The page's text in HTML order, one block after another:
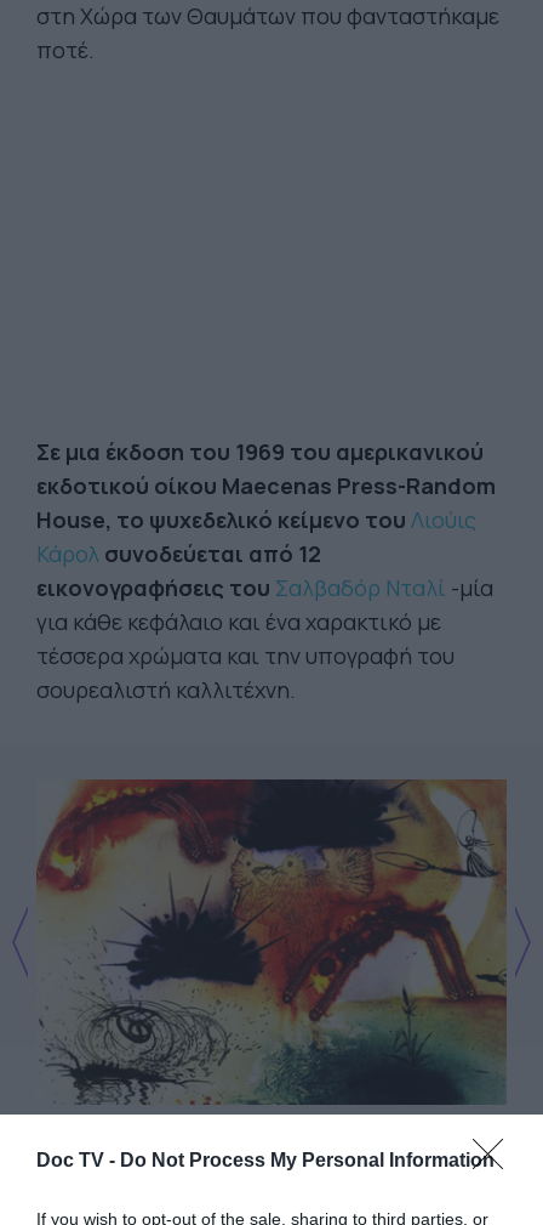
Doc TV - Do Not Process My Personal Information
If you wish to opt-out of the sale, sharing to third parties, or
στη Χώρα των Θαυμάτων που φανταστήκαμε
ποτέ.
Σε μια έκδοση του 1969 του αμερικανικού
εκδοτικού οίκου Maecenas Press-Random
House, το ψυχεδελικό κείμενο του Λιούις
Κάρολ συνοδεύεται από 12
εικονογραφήσεις του Σαλβαδόρ Νταλί -μία
για κάθε κεφάλαιο και ένα χαρακτικό με
τέσσερα χρώματα και την υπογραφή του
σουρεαλιστή καλλιτέχνη.